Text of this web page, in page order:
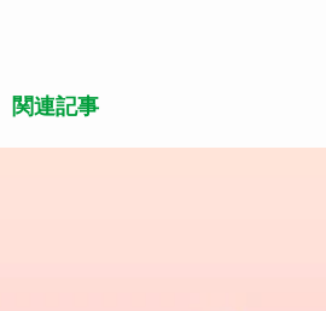
関連記事